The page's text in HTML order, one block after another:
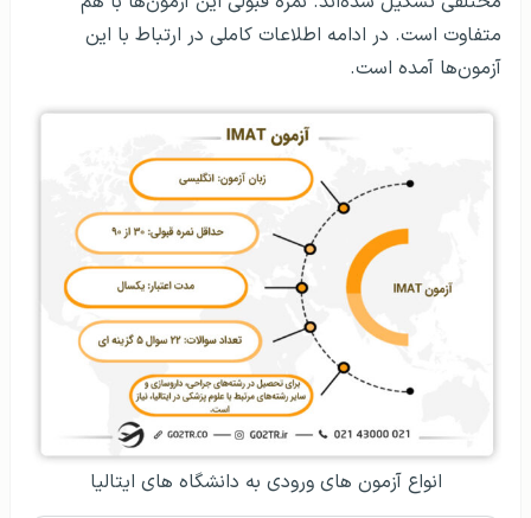
متفاوت است. در ادامه اطلاعات کاملی در ارتباط با این
آزمون‌ها آمده است.
انواع آزمون‌ های ورودی به دانشگاه‌ های ایتالیا